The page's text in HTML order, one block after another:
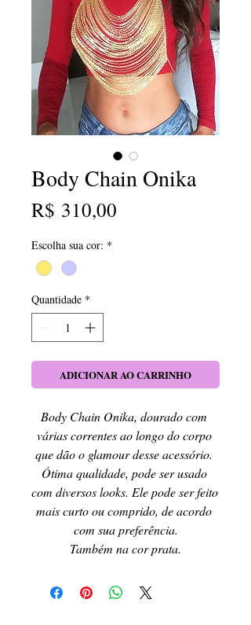
Body Chain Onika
R$ 310,00
Escolha sua cor: *
Quantidade *
ADICIONAR AO CARRINHO
Body Chain Onika, dourado com
várias correntes ao longo do corpo
que dão o glamour desse acessório.
Ótima qualidade, pode ser usado
com diversos looks. Ele pode ser feito
mais curto ou comprido, de acordo
com sua preferência.
Também na cor prata.